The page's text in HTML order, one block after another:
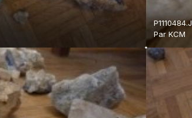
ParKCM